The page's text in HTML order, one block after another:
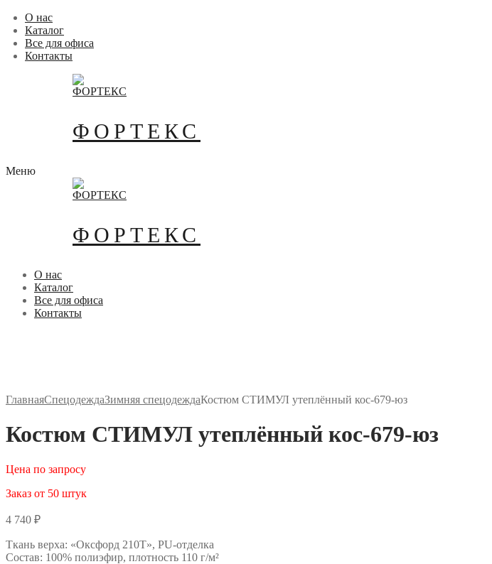
Перейти
содержимому
Меню
Закрыть
О нас
Каталог
Все для офиса
Контакты
ФОРТЕКС
Меню
ФОРТЕКС
О нас
Каталог
Все для офиса
Контакты
ГлавнаяСпецодеждаЗимняя спецодеждаКостюм СТИМУЛ утеплённый кос-679-юз
Костюм СТИМУЛ утеплённый кос-679-юз
Цена по запросу
Заказ от 50 штук
4 740 ₽
Ткань верха: «Оксфорд 210Т», PU-отделка
Состав: 100% полиэфир, плотность 110 г/м²